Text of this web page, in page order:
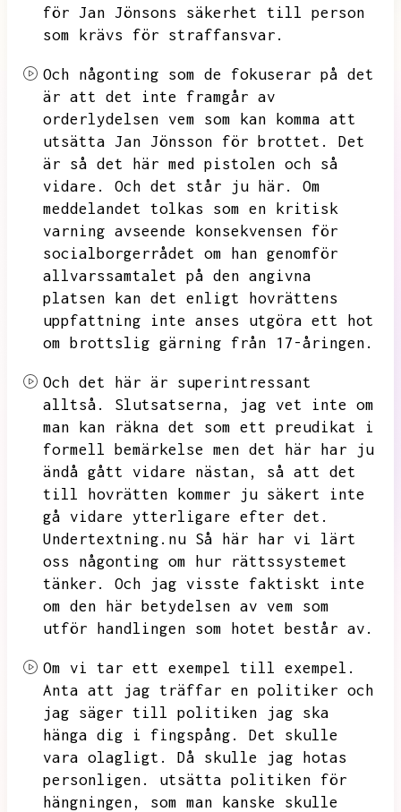
för Jan Jönsons säkerhet till person
som krävs för straffansvar.
Och någonting som de fokuserar på det
är att det inte framgår av
orderlydelsen vem som kan komma att
utsätta Jan Jönsson för brottet.
Det
är så det här med pistolen och så
vidare.
Och det står ju här.
Om
meddelandet tolkas som en kritisk
varning avseende konsekvensen för
socialborgerrådet om han genomför
allvarssamtalet på den angivna
platsen kan det enligt hovrättens
uppfattning inte anses utgöra ett hot
om brottslig gärning från 17-åringen.
Och det här är superintressant
alltså.
Slutsatserna,
jag vet inte om
man kan räkna det som ett preudikat i
formell bemärkelse men det här har ju
ändå gått vidare nästan,
så att det
till hovrätten kommer ju säkert inte
gå vidare ytterligare efter det.
Undertextning.nu Så här har vi lärt
oss någonting om hur rättssystemet
tänker.
Och jag visste faktiskt inte
om den här betydelsen av vem som
utför handlingen som hotet består av.
Om vi tar ett exempel till exempel.
Anta att jag träffar en politiker och
jag säger till politiken jag ska
hänga dig i fingspång.
Det skulle
vara olagligt.
Då skulle jag hotas
personligen.
utsätta politiken för
hängningen,
som man kanske skulle